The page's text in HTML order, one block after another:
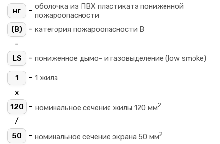
нг
- оболочка из ПВХ пластиката пониженной
пожароопасности
(B)
- категория пожароопасности B
-
LS - пониженное дымо- и газовыделение (low smoke)
1 - 1 жила
х
120 - номинальное сечение жилы 120 мм2
/
50 - номинальное сечение экрана 50 мм2